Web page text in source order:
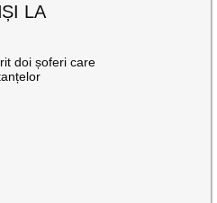
LA
doi șoferi care